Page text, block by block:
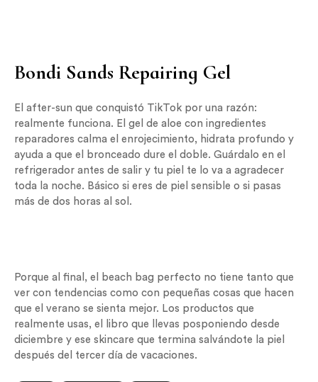
Bondi Sands Repairing Gel
El after-sun que conquistó TikTok por una razón:
realmente funciona. El gel de aloe con ingredientes
reparadores calma el enrojecimiento, hidrata profundo y
ayuda a que el bronceado dure el doble. Guárdalo en el
refrigerador antes de salir y tu piel te lo va a agradecer
toda la noche. Básico si eres de piel sensible o si pasas
más de dos horas al sol.
Porque al final, el beach bag perfecto no tiene tanto que
ver con tendencias como con pequeñas cosas que hacen
que el verano se sienta mejor. Los productos que
realmente usas, el libro que llevas posponiendo desde
diciembre y ese skincare que termina salvándote la piel
después del tercer día de vacaciones.